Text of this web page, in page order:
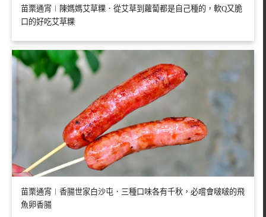
苗栗通宵︱陳媽媽艾草粿．從艾草到蘿蔔都是自己種的，軟Q又脆
口的好吃艾草粿
苗栗通宵︱香腸世家白沙屯．三種口味各有千秋，必嚐會啵啵的飛
魚卵香腸